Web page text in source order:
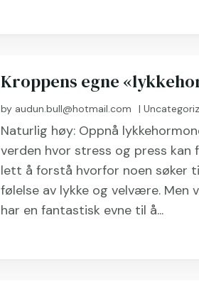
Kroppens egne
by audun.bull@hotmail.com |
Naturlig høy: Oppnå
verden hvor stress og press kan
lett å forstå hvorfor noen søker
følelse av lykke og velvære. Men
har en fantastisk evne til å...